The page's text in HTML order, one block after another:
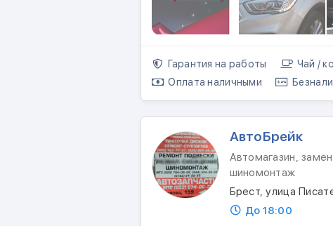
Гарантия на работы Чай /
Оплата наличными
АвтоБрейк
Автомагазин,
шиномонтаж
Брест, улица
До 18:00